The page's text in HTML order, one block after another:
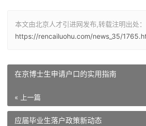
本文由北京人才引进网发布,转载注明出处：
https://rencailuohu.com/news_35/
在京博士生申请户口的实用指南
« 上一篇
应届毕业生落户政策新动态